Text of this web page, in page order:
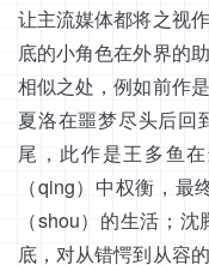
让主流媒体都将之视
底的小角色在外界的
相似之处，例如前作
夏洛在噩梦尽头后回
尾，此作是王多鱼
（qing）中权衡，
（shou）的生活；
底，对从错愕到从容